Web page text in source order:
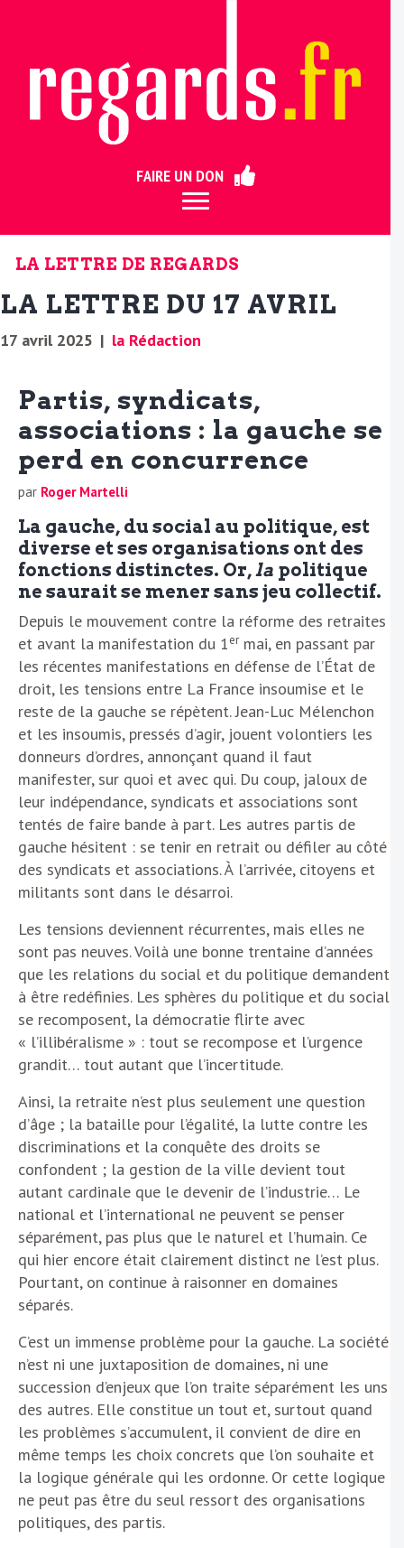
FAIRE UN DON
LA LETTRE DE REGARDS
LA LETTRE DU 17 AVRIL
17 avril 2025 | la Rédaction
Partis, syndicats,
associations : la gauche se
perd en concurrence
par Roger Martelli
La gauche, du social au politique, est
diverse et ses organisations ont des
fonctions distinctes. Or,la politique
ne saurait se mener sans jeu collectif.
Depuis le mouvement contre la réforme des retraites
et avant la manifestation du 1ermai, en passant par
les récentes manifestations en défense de l’État de
droit, les tensions entre La France insoumise et le
reste de la gauche se répètent. Jean-Luc Mélenchon
et les insoumis, pressés d’agir, jouent volontiers les
donneurs d’ordres, annonçant quand il faut
manifester, sur quoi et avec qui. Du coup, jaloux de
leur indépendance, syndicats et associations sont
tentés de faire bande à part. Les autres partis de
gauche hésitent : se tenir en retrait ou défiler au côté
des syndicats et associations. À l’arrivée, citoyens et
militants sont dans le désarroi.
Les tensions deviennent récurrentes, mais elles ne
sont pas neuves. Voilà une bonne trentaine d’années
que les relations du social et du politique demandent
à être redéfinies. Les sphères du politique et du social
se recomposent, la démocratie flirte avec
« l’illibéralisme » : tout se recompose et l’urgence
grandit… tout autant que l’incertitude.
Ainsi, la retraite n’est plus seulement une question
d’âge ; la bataille pour l’égalité, la lutte contre les
discriminations et la conquête des droits se
confondent ; la gestion de la ville devient tout
autant cardinale que le devenir de l’industrie… Le
national et l’international ne peuvent se penser
séparément, pas plus que le naturel et l’humain. Ce
qui hier encore était clairement distinct ne l’est plus.
Pourtant, on continue à raisonner en domaines
séparés.
C’est un immense problème pour la gauche. La société
n’est ni une juxtaposition de domaines, ni une
succession d’enjeux que l’on traite séparément les uns
des autres. Elle constitue un tout et, surtout quand
les problèmes s’accumulent, il convient de dire en
même temps les choix concrets que l’on souhaite et
la logique générale qui les ordonne. Or cette logique
ne peut pas être du seul ressort des organisations
politiques, des partis.